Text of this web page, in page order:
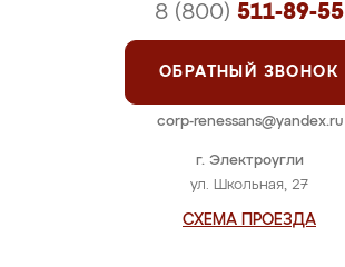
г. Электроугли
ул. Школьная, 27
СХЕМА ПРОЕЗДА
8 (800) 511-89-55
ОБРАТНЫЙ ЗВОНОК
corp-renessans@yandex.ru